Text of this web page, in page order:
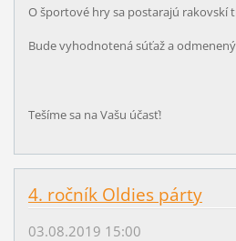
O športové hry sa postarajú rakovskí
Bude vyhodnotená súťaž a
Tešíme sa na Vašu účasť!
4. ročník Oldies párty
03.08.2019 15:00